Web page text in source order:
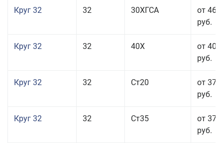
Круг 32 32 30ХГСА
от 46
руб.
Круг 32 32 40Х
от 40
руб.
Круг 32 32 Ст20
от 37
руб.
Круг 32 32 Ст35
от 37
руб.